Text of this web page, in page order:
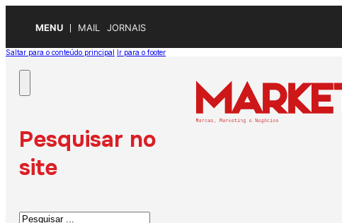
MENU MAIL JORNAIS
Saltar para o conteúdo principal Ir para o footer
Pesquisar no
site
Pesquisar